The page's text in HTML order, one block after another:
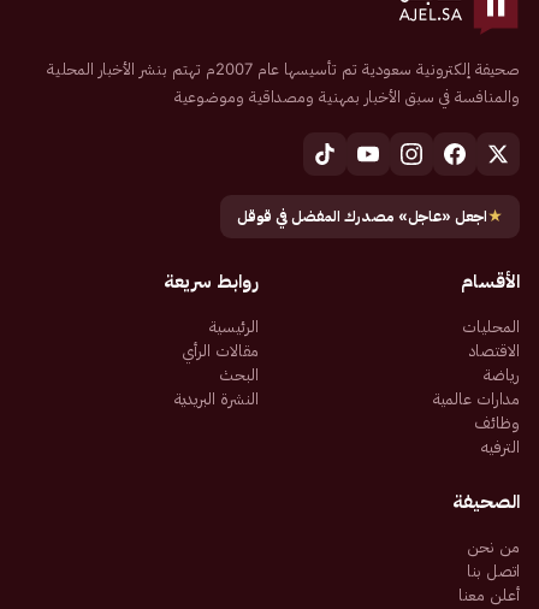
صحيفة إلكترونية سعودية تم تأسيسها عام 2007م تهتم بنشر الأخبار المحلية
والمنافسة في سبق الأخبار بمهنية ومصداقية وموضوعية
★اجعل «عاجل» مصدرك المفضل في قوقل
الأقسام
المحليات
الاقتصاد
رياضة
مدارات عالمية
وظائف
الترفيه
روابط سريعة
الرئيسية
مقالات الرأي
البحث
النشرة البريدية
الصحيفة
من نحن
اتصل بنا
أعلن معنا